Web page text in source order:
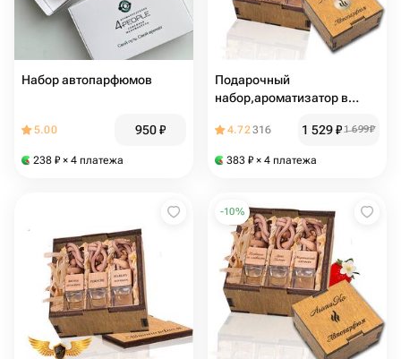
Набор автопарфюмов
5.00 950₽
238 ₽ × 4 платежа
Подарочный
набор,ароматизатор в
Габбана,Porsche,Запах
в авто, автопарфюм
4.72316 1 529₽1 699₽
383 ₽ × 4 платежа
-10%